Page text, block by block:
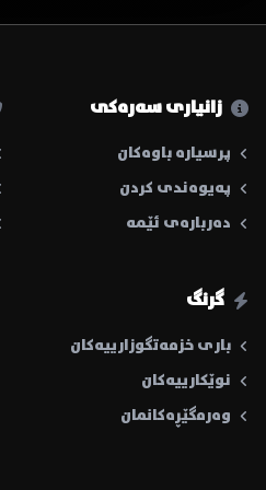
زانیاری سەرەکی
پرسیارە باوەکان
پەیوەندی کردن
دەربارەی ئێمە
گرنگ
باری خزمەتگوزارییەکان
نوێکارییەکان
وەرمگێڕەکانمان